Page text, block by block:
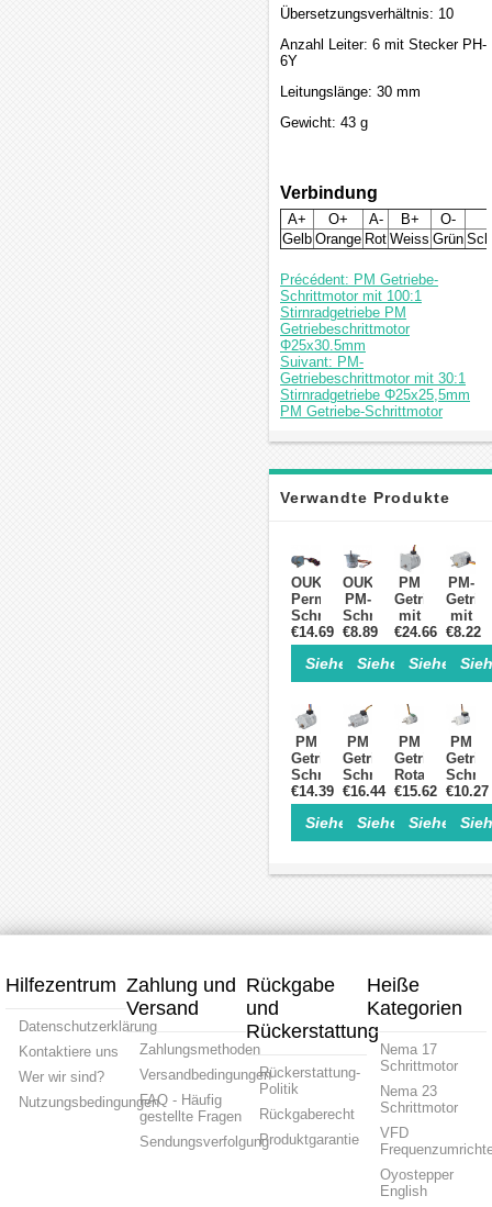
Übersetzungsverhältnis: 10
Anzahl Leiter: 6 mit Stecker PH-
6Y
Leitungslänge: 30 mm
Gewicht: 43 g
Verbindung
A+ O+ A- B+ O-
Gelb Orange Rot Weiss Grün
Précédent: PM Getriebe-
Schrittmotor mit 100:1
Stirnradgetriebe PM
Getriebeschrittmotor
Φ25x30.5mm
Suivant: PM-
Getriebeschrittmotor mit 30:1
Stirnradgetriebe Φ25x25,5mm
PM Getriebe-Schrittmotor
Verwandte Produkte
OUKEDA
Permanentmagnet-
Schrittmotor
mit
Getriebe
10:1
/
/
50:1
/
75:1
/
120:1,
7,5°,
24V,
4-
€14.69
Siehe Einzelheiten>
OUKEDA
PM-
Schrittmotor
mit
Getriebe
5:1 /
10:1,
12V,
2-
Phasen,
Ø25
mm
€8.89
Siehe
PM
mit
50:1
Φ42x38mm
PM
Schrittmotor
€24.66
Siehe
PM-
mit
30:1
PM
€8.22
PM
Getriebe-
Schrittmotor
mit
30:1
Stirnradgetriebe
PM
Φ35
€14.39
Siehe Einzelheiten>
PM
Getriebe-
Schrittmotor
mit
100:1
Stirnradgetriebe
PM
Φ25x30.5mm
€16.44
Siehe
PM
Getriebe
mit
50:1
PM
Φ15x22.3mm
€15.62
Siehe
PM
mit
100:1
PM
€10.27
Hilfezentrum
Datenschutzerklärung
Kontaktiere uns
Wer wir sind?
Nutzungsbedingungen
Zahlung und
Versand
Zahlungsmethoden
Versandbedingungen
FAQ - Häufig
gestellte Fragen
Sendungsverfolgung
Rückgabe
und
Rückerstattung
Rückerstattung-
Politik
Rückgaberecht
Produktgarantie
Heiße
Kategorien
Nema 17
Schrittmotor
Nema 23
Schrittmotor
VFD
Oyostepper
English